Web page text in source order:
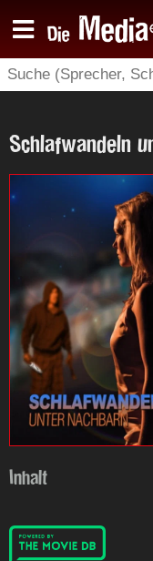
Schlafwandeln
Inhalt